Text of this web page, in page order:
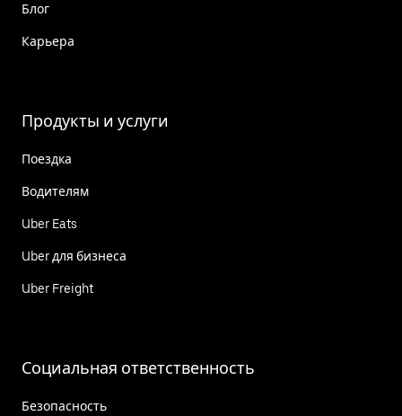
Блог
Карьера
Продукты и услуги
Поездка
Водителям
Uber Eats
Uber для бизнеса
Uber Freight
Социальная ответственность
Безопасность